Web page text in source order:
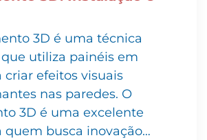
3D é uma técnica
utiliza painéis em
criar efeitos visuais
nas paredes. O
3D é uma excelente
quem busca inovação…